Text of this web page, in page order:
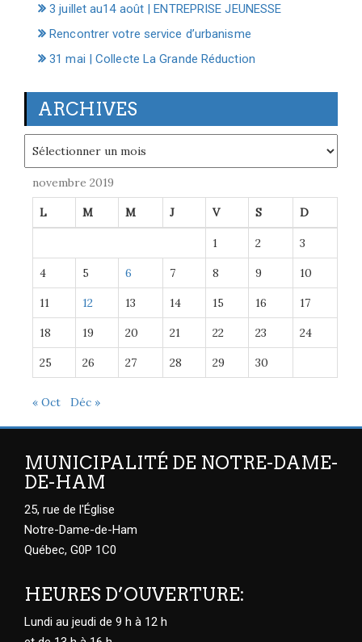
3 juillet au14 août | ENTREPRISE JEUNESSE
Rencontrer votre service d’urbanisme
31 mai | Collecte La Grande Réduction
ARCHIVES
novembre 2019
L M M J V S D
1 2 3
4 5 6 7 8 9 10
11 12 13 14 15 16 17
18 19 20 21 22 23 24
25 26 27 28 29 30
« Oct Déc »
MUNICIPALITÉ DE NOTRE-DAME-
DE-HAM
25, rue de l'Église
Notre-Dame-de-Ham
Québec, G0P 1C0
HEURES D’OUVERTURE:
Lundi au jeudi de 9 h à 12 h